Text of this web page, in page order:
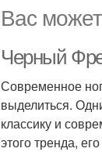
Вас
Черный
Современное
выделиться.
классику и
этого тренда,